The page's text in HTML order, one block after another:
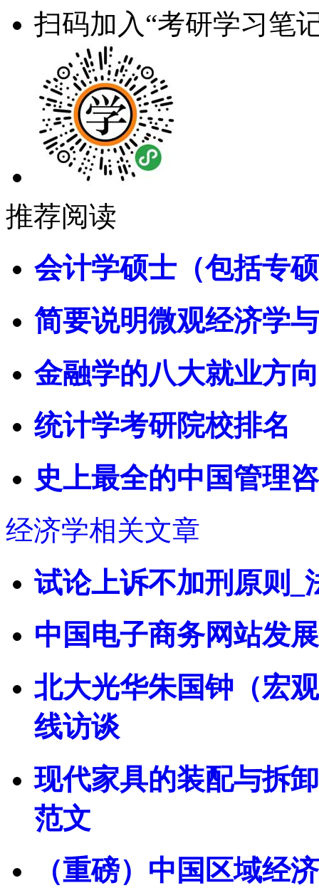
扫码加入“考研学习笔
推荐阅读
会计学硕士（包括专
简要说明微观经济学
金融学的八大就业方
统计学考研院校排名
史上最全的中国管理
经济学相关文章
试论上诉不加刑原则_
中国电子商务网站发
北大光华朱国钟（宏
线访谈
现代家具的装配与拆
范文
（重磅）中国区域经